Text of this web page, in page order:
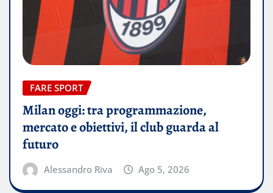
FARE SPORT
Milan oggi: tra programmazione,
mercato e obiettivi, il club guarda al
futuro
Alessandro Riva Ago 5, 2026